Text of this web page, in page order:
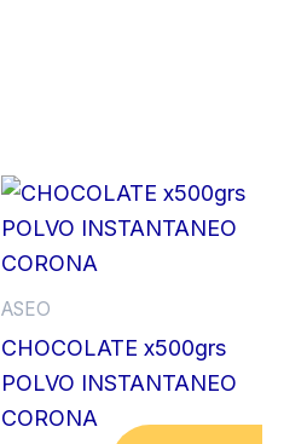
ASEO
CHOCOLATE x500grs
POLVO INSTANTANEO
CORONA